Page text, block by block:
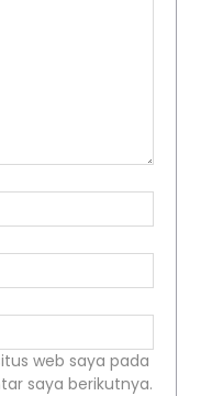
web saya pada
saya berikutnya.